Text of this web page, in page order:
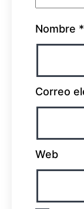
Nombre *
Correo
Web